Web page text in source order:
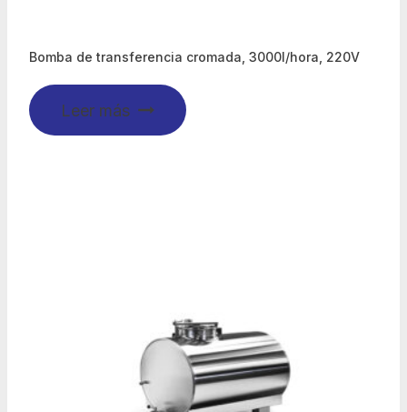
Bomba de transferencia cromada, 3000l/hora, 220V
Leer más